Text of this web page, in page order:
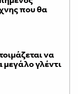
που θα
να
μεγάλο γλέντι